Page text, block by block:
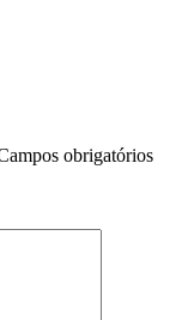
obrigatórios